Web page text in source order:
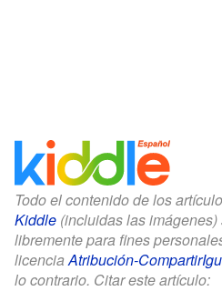
Todo el contenido de los
Kiddle (incluidas las
libremente para fines
licenciaAtribución-
lo contrario. Citar este artículo: